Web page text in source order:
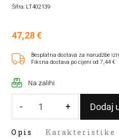
Šifra: LT402139
47,28€
Besplatna dostava za narudžbe
Fiksna dostava po cijeni od 7,44 €
Na zalihi
-
VENTILATOR
+ Dodaj
Opis Karakteristike